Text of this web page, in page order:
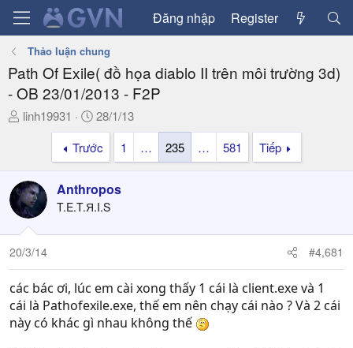
Đăng nhập Register
Thảo luận chung
Path Of Exile( đồ họa diablo II trên môi trường 3d)
- OB 23/01/2013 - F2P
T
a
d
s
t
a
e
r
linh19931
N
g
à
y
ử
i
28/1/13
Trước
1 … 235 … 581 Tiếp
Anthropos
T.E.T.Я.I.S
20/3/14 #4,681
các bác ơi, lúc em cài xong thấy 1 cái là client.exe và 1
cái là Pathofexile.exe, thế em nên chạy cái nào ? Và 2 cái
này có khác gì nhau không thế